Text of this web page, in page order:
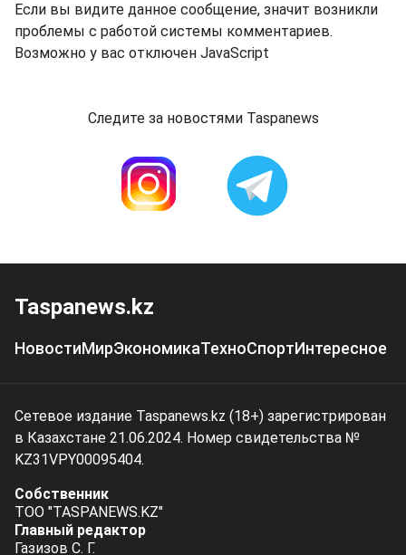
Если вы видите данное сообщение, значит возникли
проблемы с работой системы комментариев.
Возможно у вас отключен JavaScript
Следите за новостями Taspanews
Taspanews.kz
НовостиМирЭкономикаТехноСпортИнтересное
Сетевое издание Taspanews.kz (18+) зарегистрирован
в Казахстане 21.06.2024. Номер свидетельства №
KZ31VPY00095404.
Собственник
ТОО "TASPANEWS.KZ"
Главный редактор
Газизов С. Г.